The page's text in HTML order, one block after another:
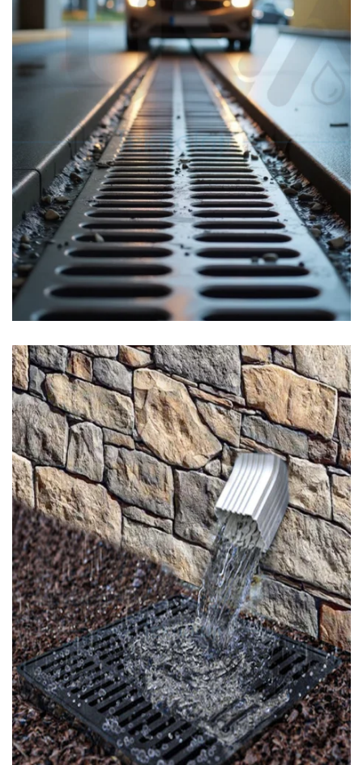
PİK IZGARA
UYGULAMASI
PİK SÜZGEÇ
UYGULAMASI